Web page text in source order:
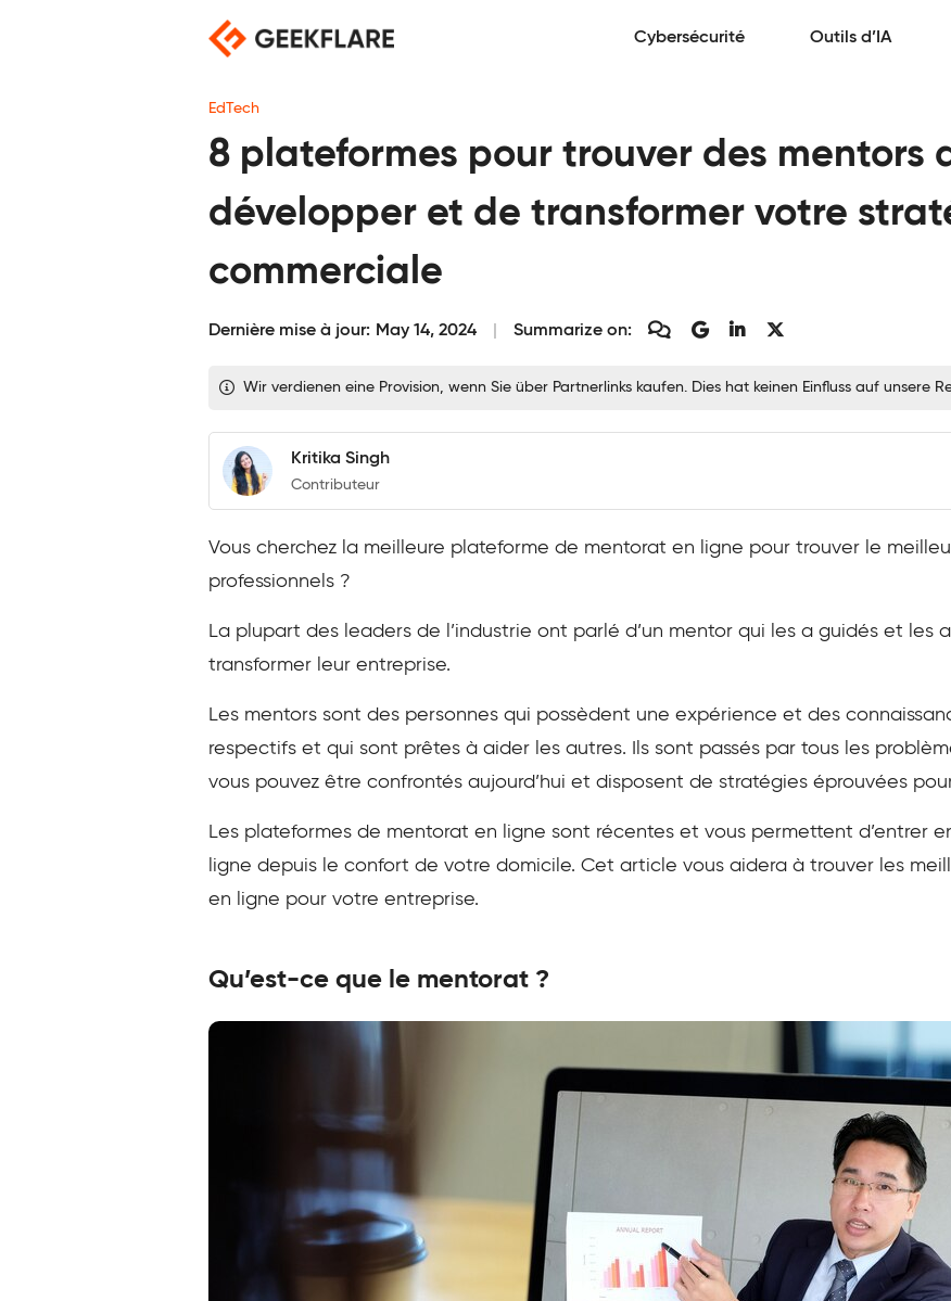
Cybersécurité Outils d’IA
EdTech
8 plateformes pour trouver des mentors
développer et de transformer votre
commerciale
Dernière mise à jour: May 14, 2024 Summarize on:
Wir verdienen eine Provision, wenn Sie über Partnerlinks kaufen. Dies hat keinen Einfluss auf unsere
Kritika Singh
Contributeur
Vous cherchez la meilleure plateforme de mentorat en ligne pour trouver le
professionnels ?
La plupart des leaders de l’industrie ont parlé d’un mentor qui les a guidés et les
transformer leur entreprise.
Les mentors sont des personnes qui possèdent une expérience et des
respectifs et qui sont prêtes à aider les autres. Ils sont passés par tous les
vous pouvez être confrontés aujourd’hui et disposent de stratégies éprouvées
Les plateformes de mentorat en ligne sont récentes et vous permettent d’entrer
ligne depuis le confort de votre domicile. Cet article vous aidera à trouver les
en ligne pour votre entreprise.
Qu’est-ce que le mentorat ?